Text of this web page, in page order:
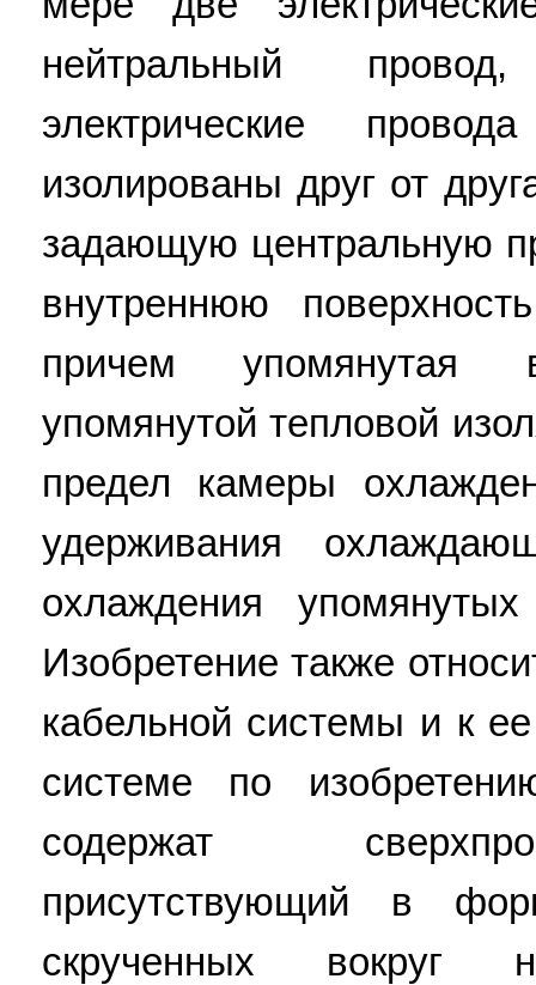
нейтральный
электрические
изолированы друг от
задающую центральную
внутреннюю
причем упомянутая
упомянутой тепловой
предел камеры
удерживания
охлаждения упомянутых
Изобретение также
кабельной системы и к
системе по
содержат
присутствующий в
скрученных вокруг